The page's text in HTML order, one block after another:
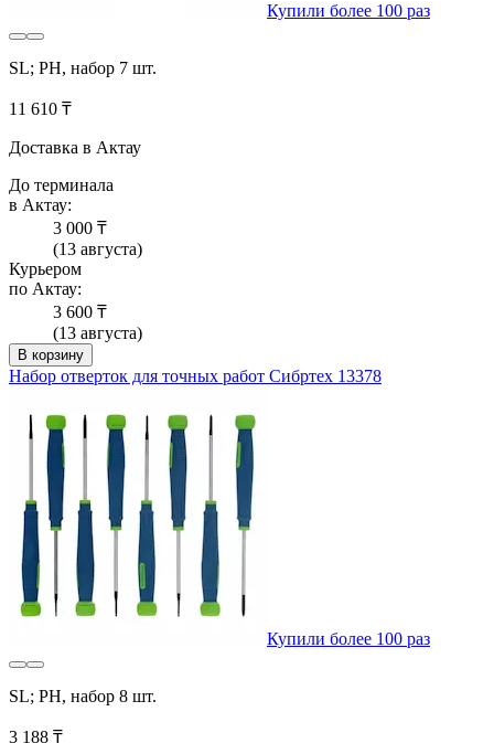
Купили более 100 раз
SL; PH, набор 7 шт.
11 610 ₸
Доставка в Актау
До терминала
в Актау:
3 000 ₸
(13 августа)
Курьером
по Актау:
3 600 ₸
(13 августа)
В корзину
Набор отверток для точных работ Сибртех 13378
Купили более 100 раз
SL; PH, набор 8 шт.
3 188 ₸